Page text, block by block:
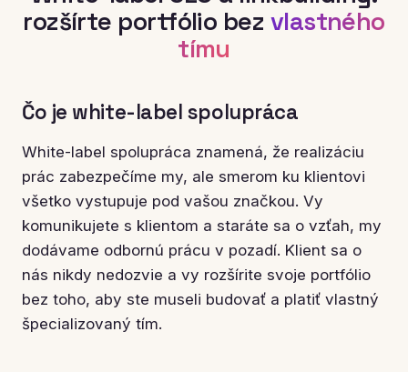
rozšírte portfólio bez vlastného
tímu
Čo je white-label spolupráca
White-label spolupráca znamená, že realizáciu
prác zabezpečíme my, ale smerom ku klientovi
všetko vystupuje pod vašou značkou. Vy
komunikujete s klientom a staráte sa o vzťah, my
dodávame odbornú prácu v pozadí. Klient sa o
nás nikdy nedozvie a vy rozšírite svoje portfólio
bez toho, aby ste museli budovať a platiť vlastný
špecializovaný tím.